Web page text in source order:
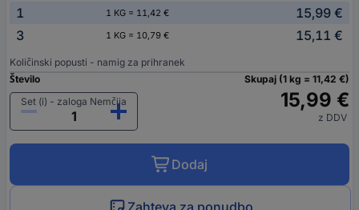
1 1 KG = 11,42 €
15,99 €
3
1 KG = 10,79 € 15,11 €
Količinski popusti - namig za prihranek
Število
Set (i) - zaloga Nemčija
Skupaj (1 kg = 11,42 €)
15,99 €
z DDV
Dodaj